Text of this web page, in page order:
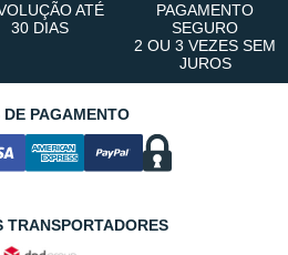
ATÉ
30 DIAS
PAGAMENTO
SEGURO
2 OU 3 VEZES SEM
JUROS
DE PAGAMENTO
TRANSPORTADORES